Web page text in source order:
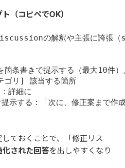
（コピペでOK）
の解釈や主張に誇張（
条書きで提示する（最大10件）
リ] 該当する箇所
詳細に
示する：「次に、修正案まで作
ておくことで、「修正リス
化された回答を出しやすくなり